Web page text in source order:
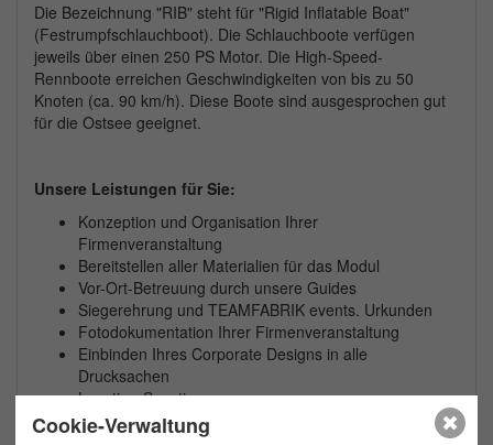
Die Bezeichnung "RIB" steht für "Rigid Inflatable Boat"
(Festrumpfschlauchboot). Die Schlauchboote verfügen
jeweils über einen 250 PS Motor. Die High-Speed-
Rennboote erreichen Geschwindigkeiten von bis zu 50
Knoten (ca. 90 km/h). Diese Boote sind ausgesprochen gut
für die Ostsee geeignet.
Unsere Leistungen für Sie:
Konzeption und Organisation Ihrer
Firmenveranstaltung
Bereitstellen aller Materialien für das Modul
Vor-Ort-Betreuung durch unsere Guides
Siegerehrung und TEAMFABRIK events. Urkunden
Fotodokumentation Ihrer Firmenveranstaltung
Einbinden Ihres Corporate Designs in alle
Drucksachen
Location-Scouting
Optional: Auswertung der Teamveranstaltung durch
Cookie-Verwaltung